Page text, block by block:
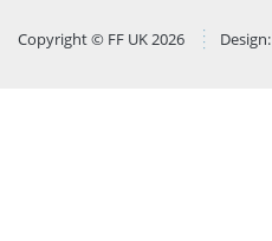
Copyright © FF UK 2026 Design: